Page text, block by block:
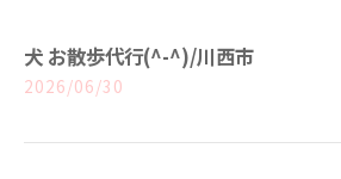
犬 お散歩代行(^-^)/川西市
2026/06/30